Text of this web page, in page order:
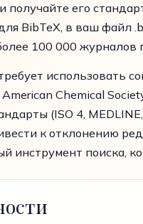
его
BibTeX, в ваш файл
100 000 журналов
использовать
Chemical
(ISO 4,
к отклонению
инструмент поиска,